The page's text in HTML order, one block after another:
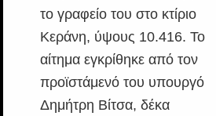
το γραφείο του στο κτίριο
Κεράνη, ύψους 10.416. Το
αίτημα εγκρίθηκε από τον
προϊστάμενό του υπουργό
Δημήτρη Βίτσα, δέκα